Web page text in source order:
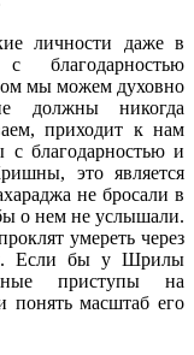
личности даже в
благодарностью
мы можем духовно
должны никогда
приходит к нам
благодарностью и
это является
не бросали в
о нем не услышали.
умереть через
Если бы у Шрилы
приступы на
понять масштаб его